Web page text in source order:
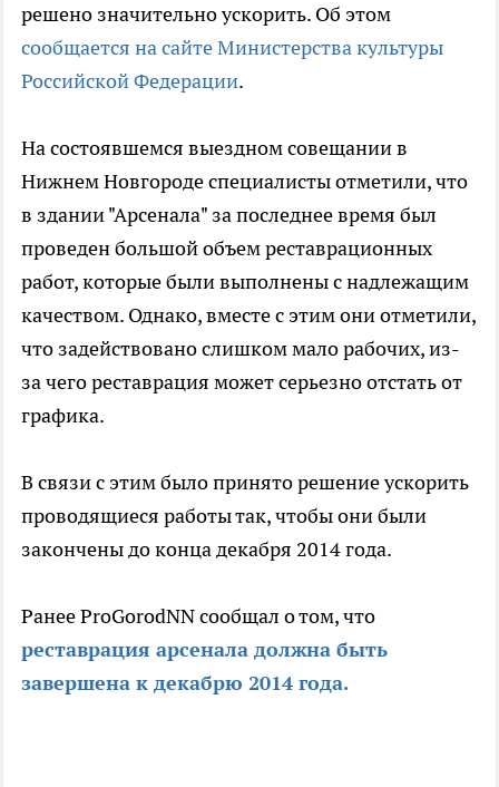
решено значительно ускорить. Об этом
сообщается на сайте Министерства культуры
Российской Федерации.
На состоявшемся выездном совещании в
Нижнем Новгороде специалисты отметили, что
в здании "Арсенала" за последнее время был
проведен большой объем реставрационных
работ, которые были выполнены с надлежащим
качеством. Однако, вместе с этим они отметили,
что задействовано слишком мало рабочих, из-
за чего реставрация может серьезно отстать от
графика.
В связи с этим было принято решение ускорить
проводящиеся работы так, чтобы они были
закончены до конца декабря 2014 года.
Ранее ProGorodNN сообщал о том, что
реставрация арсенала должна быть
завершена к декабрю 2014 года.